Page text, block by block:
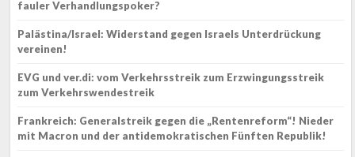
fauler Verhandlungspoker?
Palästina/Israel: Widerstand gegen Israels Unterdrückung
vereinen!
EVG und ver.di: vom Verkehrsstreik zum Erzwingungsstreik
zum Verkehrswendestreik
Frankreich: Generalstreik gegen die „Rentenreform“! Nieder
mit Macron und der antidemokratischen Fünften Republik!